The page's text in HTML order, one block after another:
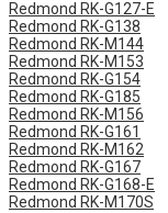
Redmond ​RK-G127-E
Redmond RK-G138
Redmond RK-M144
Redmond RK-M153
Redmond RK-G154
Redmond RK-G185
Redmond RK-M156
Redmond RK-G161
Redmond RK-M162
Redmond RK-G167
Redmond RK-G168-E
Redmond RK-M170S